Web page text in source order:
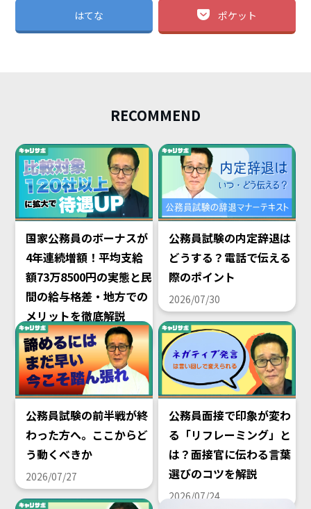
はてな ポケット
RECOMMEND
国家公務員のボーナスが
4年連続増額！平均支給
額73万8500円の実態と民
間の給与格差・地方での
メリットを徹底解説
2026/08/02
公務員試験の内定辞退は
どうする？電話で伝える
際のポイント
2026/07/30
公務員試験の前半戦が終
わった方へ。ここからど
う動くべきか
2026/07/27
公務員面接で印象が変わ
る「リフレーミング」と
は？面接官に伝わる言葉
選びのコツを解説
2026/07/24